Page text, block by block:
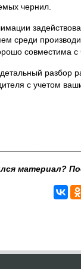
чернил.
среди
совместима с
разбор
с учетом
материал?